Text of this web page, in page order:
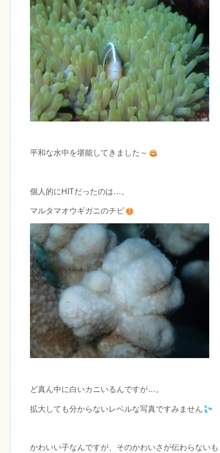
平和な水中を堪能してきました～
個人的にHITだったのは…。
マルタマオウギガニのチビ
ど真ん中に白いカニいるんですが…。
拡大しても分からないレベルな写真ですみません
かわいい子なんですが、そのかわいさが伝わらない